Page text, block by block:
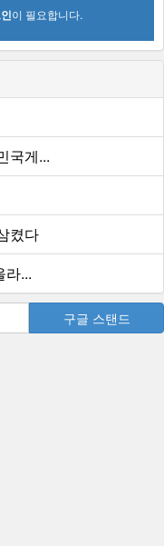
이 필요합니다.
국게...
켰다
라...
구글 스탠드